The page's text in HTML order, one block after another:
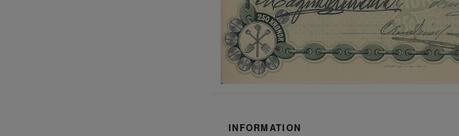
INFORMATION